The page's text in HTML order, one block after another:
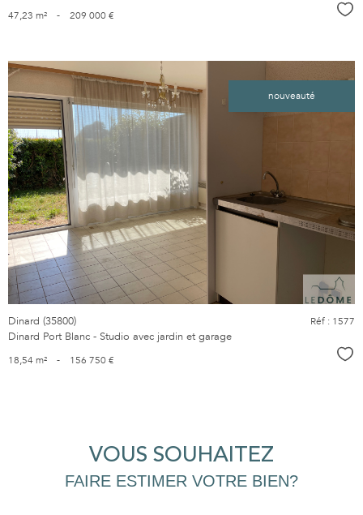
47,23 m² - 209 000 €
nouveauté
voir le
bien
Dinard (35800)
Dinard Port Blanc - Studio avec jardin et garage
Réf : 1577
18,54 m² - 156 750 €
VOUS SOUHAITEZ
FAIRE ESTIMER VOTRE BIEN?